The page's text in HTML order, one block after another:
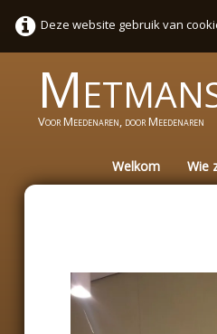
Deze website gebruik van
Voor Meedenaren, door Meedenaren
Welkom Wie